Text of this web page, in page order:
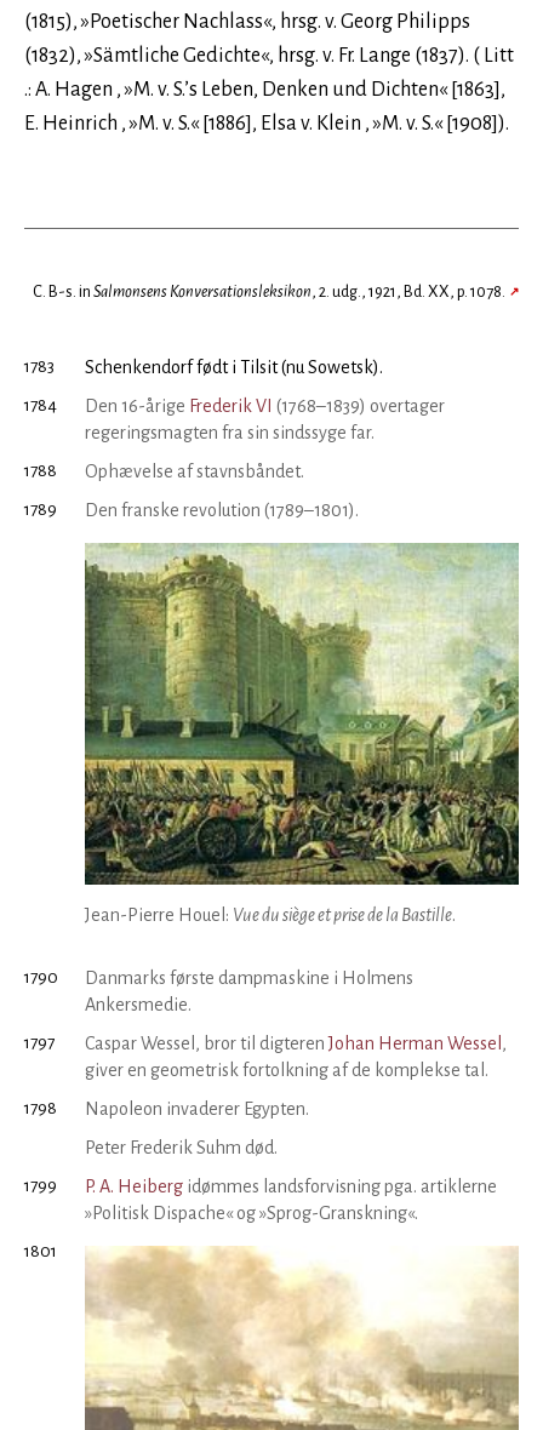
(1815), »Poetischer Nachlass«, hrsg. v. Georg Philipps
(1832), »Sämtliche Gedichte«, hrsg. v. Fr. Lange (1837). ( Litt
.: A. Hagen , »M. v. S.’s Leben, Denken und Dichten« [1863],
E. Heinrich , »M. v. S.« [1886], Elsa v. Klein , »M. v. S.« [1908]).
C. B-s. in Salmonsens Konversationsleksikon, 2. udg., 1921, Bd. XX, p. 1078. ↗
1783 Schenkendorf født i Tilsit (nu Sowetsk).
1784 Den 16-årige Frederik VI (1768–1839) overtager
regeringsmagten fra sin sindssyge far.
1788 Ophævelse af stavnsbåndet.
1789 Den franske revolution (1789–1801).
Jean-Pierre Houel: Vue du siège et prise de la Bastille.
1790
Danmarks første dampmaskine i Holmens
Ankersmedie.
1797 Caspar Wessel, bror til digterenJohan Herman Wessel ,
giver en geometrisk fortolkning af de komplekse tal.
1798
Napoleon invaderer Egypten.
Peter Frederik Suhm død.
1799 P. A. Heiberg idømmes landsforvisning pga. artiklerne
»Politisk Dispache« og »Sprog-Granskning«.
1801